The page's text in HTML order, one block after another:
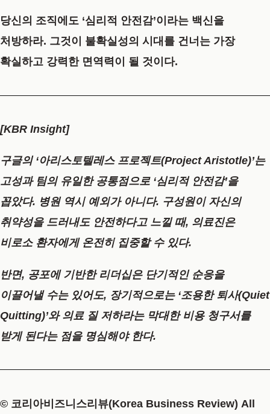
당신의 조직에도 ‘심리적 안전감’이라는 백신을
처방하라. 그것이 불확실성의 시대를 건너는 가장
확실하고 강력한 면역력이 될 것이다.
[KBR Insight]
구글의 ‘아리스토텔레스 프로젝트(Project Aristotle)’는
고성과 팀의 유일한 공통점으로 ‘심리적 안전감’을
꼽았다. 병원 역시 예외가 아니다. 구성원이 자신의
취약성을 드러내도 안전하다고 느낄 때, 의료진은
비로소 환자에게 온전히 집중할 수 있다.
반면, 공포에 기반한 리더십은 단기적인 순응을
이끌어낼 수는 있어도, 장기적으로는 ‘조용한 퇴사(Quiet
Quitting)’와 의료 질 저하라는 막대한 비용 청구서를
받게 된다는 점을 명심해야 한다.
© 코리아비즈니스리뷰(Korea Business Review) All